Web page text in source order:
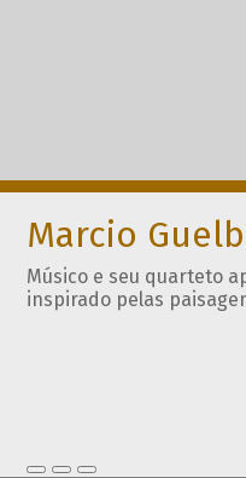
Marcio
Músico e seu quarteto
inspirado pelas